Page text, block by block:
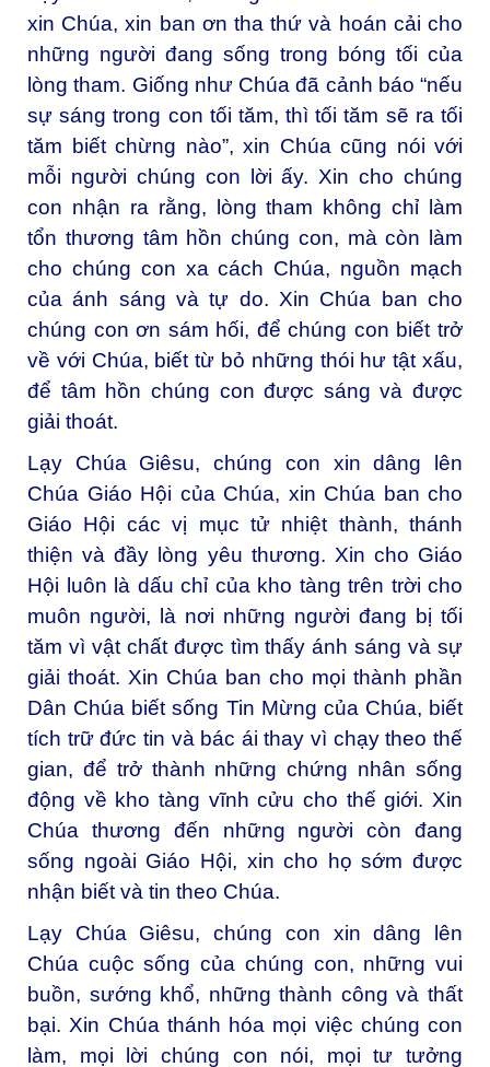
xin Chúa, xin ban ơn tha thứ và hoán cải cho
những người đang sống trong bóng tối của
lòng tham. Giống như Chúa đã cảnh báo “nếu
sự sáng trong con tối tăm, thì tối tăm sẽ ra tối
tăm biết chừng nào”, xin Chúa cũng nói với
mỗi người chúng con lời ấy. Xin cho chúng
con nhận ra rằng, lòng tham không chỉ làm
tổn thương tâm hồn chúng con, mà còn làm
cho chúng con xa cách Chúa, nguồn mạch
của ánh sáng và tự do. Xin Chúa ban cho
chúng con ơn sám hối, để chúng con biết trở
về với Chúa, biết từ bỏ những thói hư tật xấu,
để tâm hồn chúng con được sáng và được
giải thoát.
Lạy Chúa Giêsu, chúng con xin dâng lên
Chúa Giáo Hội của Chúa, xin Chúa ban cho
Giáo Hội các vị mục tử nhiệt thành, thánh
thiện và đầy lòng yêu thương. Xin cho Giáo
Hội luôn là dấu chỉ của kho tàng trên trời cho
muôn người, là nơi những người đang bị tối
tăm vì vật chất được tìm thấy ánh sáng và sự
giải thoát. Xin Chúa ban cho mọi thành phần
Dân Chúa biết sống Tin Mừng của Chúa, biết
tích trữ đức tin và bác ái thay vì chạy theo thế
gian, để trở thành những chứng nhân sống
động về kho tàng vĩnh cửu cho thế giới. Xin
Chúa thương đến những người còn đang
sống ngoài Giáo Hội, xin cho họ sớm được
nhận biết và tin theo Chúa.
Lạy Chúa Giêsu, chúng con xin dâng lên
Chúa cuộc sống của chúng con, những vui
buồn, sướng khổ, những thành công và thất
bại. Xin Chúa thánh hóa mọi việc chúng con
làm, mọi lời chúng con nói, mọi tư tưởng